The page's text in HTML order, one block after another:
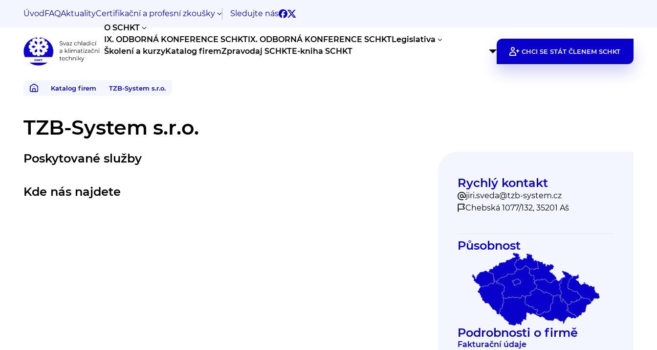
ÚvodFAQAktualityCertifikační a profesní zkoušky Sledujte nás
Svaz
chladicí
klimatizační
Školení a kurzyKatalog firemZpravodaj SCHKTE-kniha SCHKT
IX. ODBORNÁ KONFERENCE SCHKTIX. ODBORNÁ KONFERENCE SCHKTLegislativa
O SCHKT
CHCI SE STÁT ČLENEM SCHKT
Katalog firem TZB-System s.r.o.
TZB-System s.r.o.
Poskytované služby
Kde nás najdete
Rychlý kontakt
jiri.sveda@tzb-system.cz
Chebská 1077/132, 35201 Aš
Působnost
Podrobnosti o firmě
Fakturační údaje